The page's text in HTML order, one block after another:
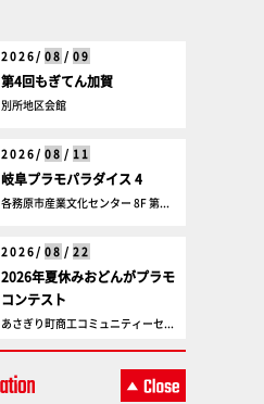
2026/ 08 / 09
第4回もぎてん加賀
別所地区会館
2026/ 08 / 11
岐阜プラモパラダイス 4
各務原市産業文化センター 8F 第...
2026/ 08 / 22
2026年夏休みおどんがプラモ
コンテスト
あさぎり町商工コミュニティーセ...